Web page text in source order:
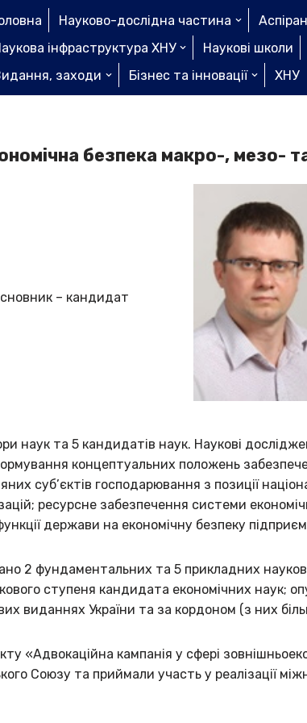
Науково-дослідна частина
інфраструктура ХНУ
Наукові школи
заходи
Бізнес та інновації ХНУ
безпека макро-, мезо-
– кандидат
наук та 5 кандидатів наук. Наукові
концептуальних положень
суб’єктів господарювання з позиції
ресурсне забезпечення системи
держави на економічну безпеку
2 фундаментальних та 5 прикладних
ступеня кандидата економічних наук;
виданнях України та за кордоном (з них
«Адвокаційна кампанія у сфері
Союзу та приймали участь у реалізації